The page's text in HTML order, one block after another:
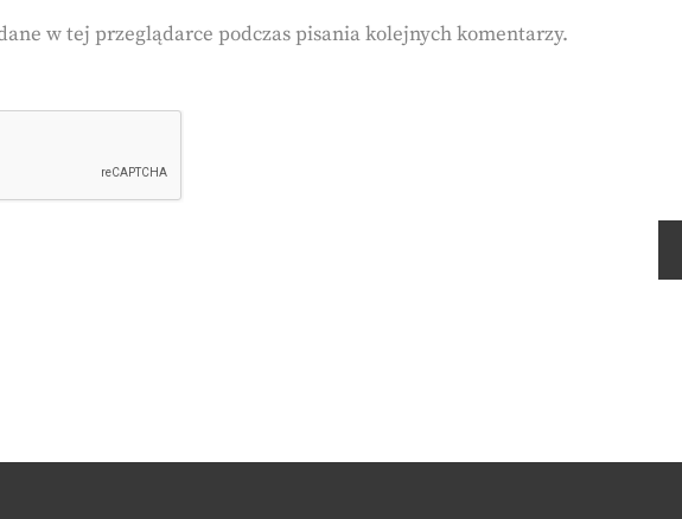
w tej przeglądarce podczas pisania kolejnych komentarzy.